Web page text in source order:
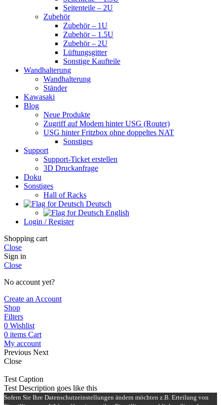
Seitenteile – 2U
Zubehör
Zubehör – 1U
Zubehör – 1.5U
Zubehör – 2U
Lüftungsgitter
Sonstige Kaufteile
Wandhalterung
Wandhalterung
Ständer
Kawasaki
Blog
Neue Produkte
Zugriff auf Modem hinter USG (Router)
USG hinter Fritzbox ohne doppeltes NAT
Sonstiges
Support
Support-Ticket erstellen
3D Druckanfrage
Doku
Sonstiges
Hall of Racks
Deutsch
English
Login / Register
Shopping cart
Close
Sign in
Close
No account yet?
Create an Account
Shop
Filters
0 Wishlist
0 items Cart
My account
Previous Next
Close
Test Caption
Test Description goes like this
Sofern Sie Ihre Datenschutzeinstellungen ändern möchten z.B. Erteilung von